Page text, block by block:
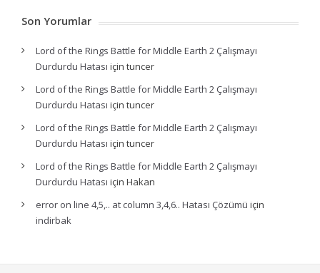
Son Yorumlar
Lord of the Rings Battle for Middle Earth 2 Çalışmayı
Durdurdu Hatası için tuncer
Lord of the Rings Battle for Middle Earth 2 Çalışmayı
Durdurdu Hatası için tuncer
Lord of the Rings Battle for Middle Earth 2 Çalışmayı
Durdurdu Hatası için tuncer
Lord of the Rings Battle for Middle Earth 2 Çalışmayı
Durdurdu Hatası için Hakan
error on line 4,5,.. at column 3,4,6.. Hatası Çözümü için
indirbak